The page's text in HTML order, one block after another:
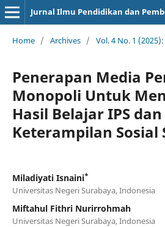
Jurnal Ilmu Pendidikan dan
Home / Archives / Vol. 4 No. 1
Penerapan Media
Monopoli Untuk
Hasil Belajar IPS dan
Keterampilan Sosial
Miladiyati Isnaini*
Universitas Negeri Surabaya, Indonesia
Miftahul Fithri Nurirrohmah
Universitas Negeri Surabaya, Indonesia